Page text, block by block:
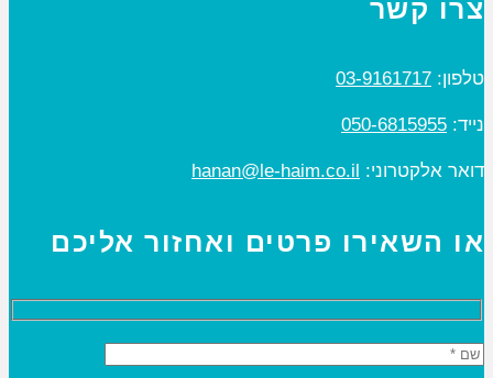
צרו קשר
טלפון: 03-9161717
נייד: 050-6815955
דואר אלקטרוני: hanan@le-haim.co.il
או השאירו פרטים ואחזור אליכם